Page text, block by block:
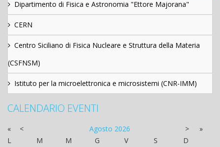
Dipartimento di Fisica e Astronomia "Ettore Majorana"
CERN
Centro Siciliano di Fisica Nucleare e Struttura della Materia
(CSFNSM)
Istituto per la microelettronica e microsistemi (CNR-IMM)
CALENDARIO EVENTI
« < Agosto 2026 >
»
L
M M G V S
D